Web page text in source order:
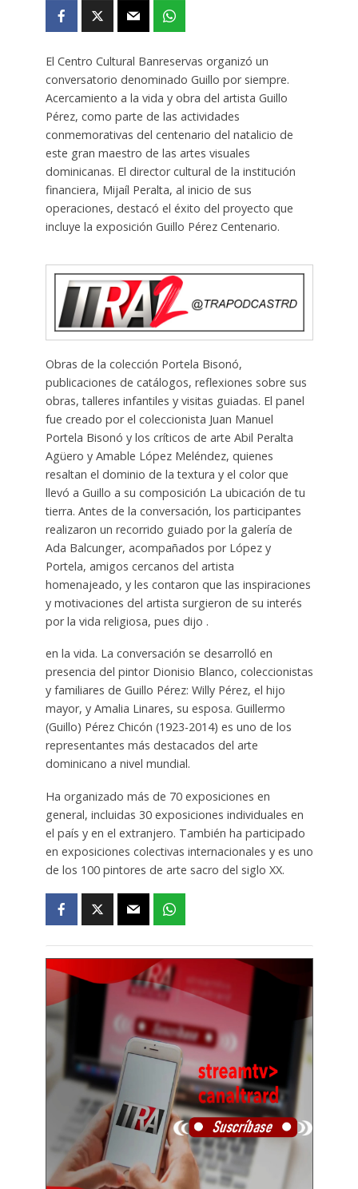
El Centro Cultural Banreservas organizó un
conversatorio denominado Guillo por siempre.
Acercamiento a la vida y obra del artista Guillo
Pérez, como parte de las actividades
conmemorativas del centenario del natalicio de
este gran maestro de las artes visuales
dominicanas. El director cultural de la institución
financiera, Mijaíl Peralta, al inicio de sus
operaciones, destacó el éxito del proyecto que
incluye la exposición Guillo Pérez Centenario.
Obras de la colección Portela Bisonó,
publicaciones de catálogos, reflexiones sobre sus
obras, talleres infantiles y visitas guiadas. El panel
fue creado por el coleccionista Juan Manuel
Portela Bisonó y los críticos de arte Abil Peralta
Agüero y Amable López Meléndez, quienes
resaltan el dominio de la textura y el color que
llevó a Guillo a su composición La ubicación de tu
tierra. Antes de la conversación, los participantes
realizaron un recorrido guiado por la galería de
Ada Balcunger, acompañados por López y
Portela, amigos cercanos del artista
homenajeado, y les contaron que las inspiraciones
y motivaciones del artista surgieron de su interés
por la vida religiosa, pues dijo .
en la vida. La conversación se desarrolló en
presencia del pintor Dionisio Blanco, coleccionistas
y familiares de Guillo Pérez: Willy Pérez, el hijo
mayor, y Amalia Linares, su esposa. Guillermo
(Guillo) Pérez Chicón (1923-2014) es uno de los
representantes más destacados del arte
dominicano a nivel mundial.
Ha organizado más de 70 exposiciones en
general, incluidas 30 exposiciones individuales en
el país y en el extranjero. También ha participado
en exposiciones colectivas internacionales y es uno
de los 100 pintores de arte sacro del siglo XX.